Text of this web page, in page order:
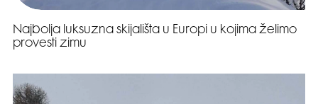
Najbolja luksuzna skijališta u Europi u kojima želimo
provesti zimu